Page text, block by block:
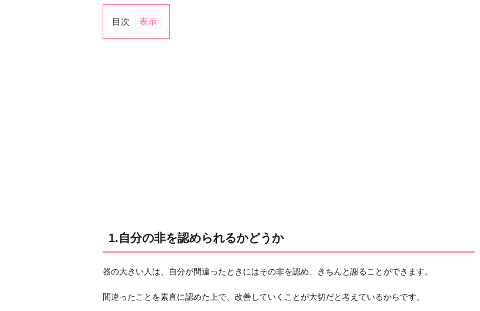
目次
1.
か
他
1.自分の非を認められるかどうか
器の大きい人は、自分が間違ったときにはその非を認め、きちんと謝ることができます。
間違ったことを素直に認めた上で、改善していくことが大切だと考えているからです。